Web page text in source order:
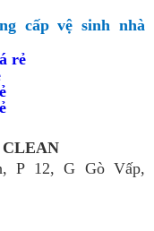
cấp vệ sinh nhà
rẻ
P 12, G Gò Vấp,